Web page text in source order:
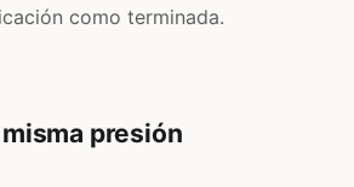
como terminada.
presión